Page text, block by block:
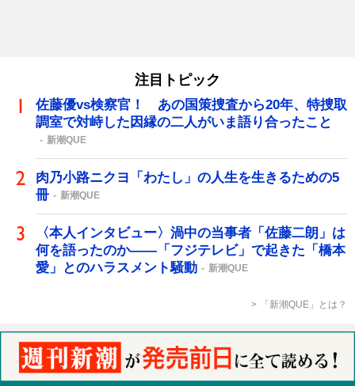
注目トピック
佐藤優vs検察官！ あの国策捜査から20年、特捜取
調室で対峙した因縁の二人がいま語り合ったこと
新潮QUE
肉乃小路ニクヨ「わたし」の人生を生きるための5
冊
新潮QUE
〈本人インタビュー〉渦中の当事者「佐藤二朗」は
何を語ったのか――「フジテレビ」で起きた「橋本
愛」とのハラスメント騒動
新潮QUE
「新潮QUE」とは？